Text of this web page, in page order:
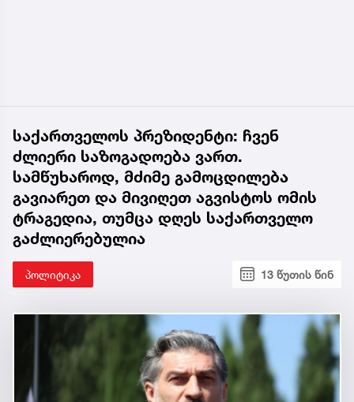
საქართველოს პრეზიდენტი: ჩვენ
ძლიერი საზოგადოება ვართ.
სამწუხაროდ, მძიმე გამოცდილება
გავიარეთ და მივიღეთ აგვისტოს ომის
ტრაგედია, თუმცა დღეს საქართველო
გაძლიერებულია
პოლიტიკა 13 წუთის წინ